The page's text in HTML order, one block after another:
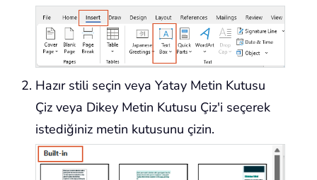
Hazır stili seçin veya Yatay Metin Kutusu
Çiz veya Dikey Metin Kutusu Çiz'i seçerek
istediğiniz metin kutusunu çizin.